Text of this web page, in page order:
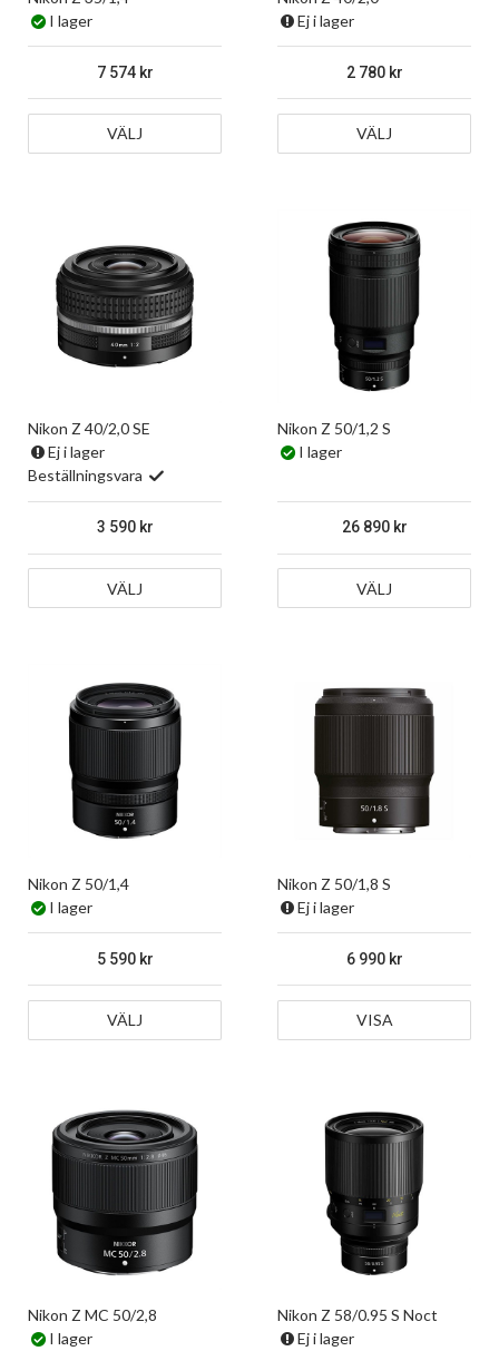
I lager
7 574
VÄLJ
Ej i lager
2 780
VÄLJ
Nikon Z 40/2,0 SE
Ej i lager
Beställningsvara
3 590
VÄLJ
Nikon Z 50/1,2 S
I lager
26 890
VÄLJ
Nikon Z 50/1,4
I lager
5 590
VÄLJ
Nikon Z 50/1,8 S
Ej i lager
6 990
VISA
Nikon Z MC 50/2,8
I lager
Nikon Z 58/0.95 S Noct
Ej i lager